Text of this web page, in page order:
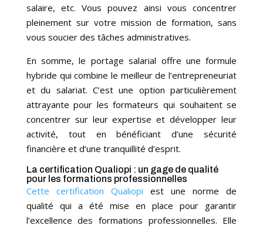
salaire, etc. Vous pouvez ainsi vous concentrer
pleinement sur votre mission de formation, sans
vous soucier des tâches administratives.
En somme, le portage salarial offre une formule
hybride qui combine le meilleur de l’entrepreneuriat
et du salariat. C’est une option particulièrement
attrayante pour les formateurs qui souhaitent se
concentrer sur leur expertise et développer leur
activité, tout en bénéficiant d’une sécurité
financière et d’une tranquillité d’esprit.
La certification Qualiopi : un gage de qualité
pour les formations professionnelles
Cette certification Qualiopi est une norme de
qualité qui a été mise en place pour garantir
l’excellence des formations professionnelles. Elle